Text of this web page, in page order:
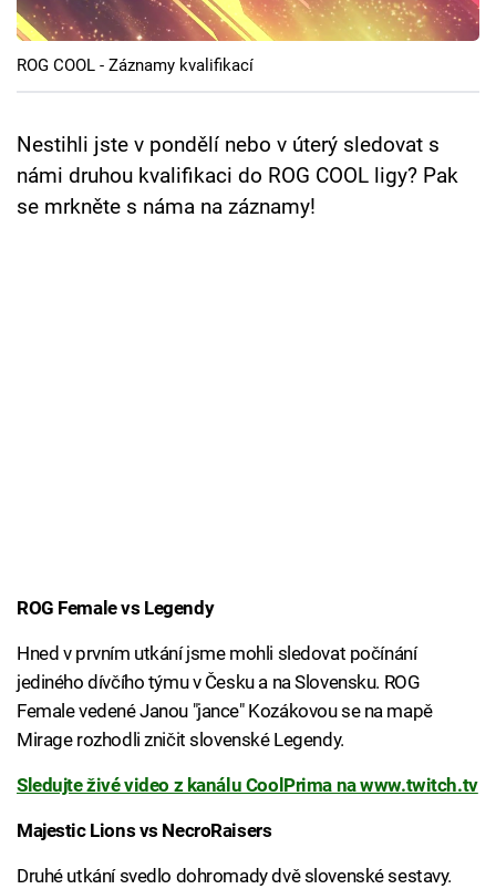
Cool Esport
Pořady
TV Program
Sledujte prima+
ROG COOL - Záznamy kvalifikací
Nestihli jste v pondělí nebo v úterý sledovat s
námi druhou kvalifikaci do ROG COOL ligy? Pak
se mrkněte s náma na záznamy!
ROG Female vs Legendy
Hned v prvním utkání jsme mohli sledovat počínání
jediného dívčího týmu v Česku a na Slovensku. ROG
Female vedené Janou "jance" Kozákovou se na mapě
Mirage rozhodli zničit slovenské Legendy.
Sledujte živé video z kanálu CoolPrima na www.twitch.tv
Majestic Lions vs NecroRaisers
Druhé utkání svedlo dohromady dvě slovenské sestavy.